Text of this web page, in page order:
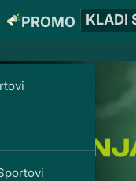
PROMO KLADI